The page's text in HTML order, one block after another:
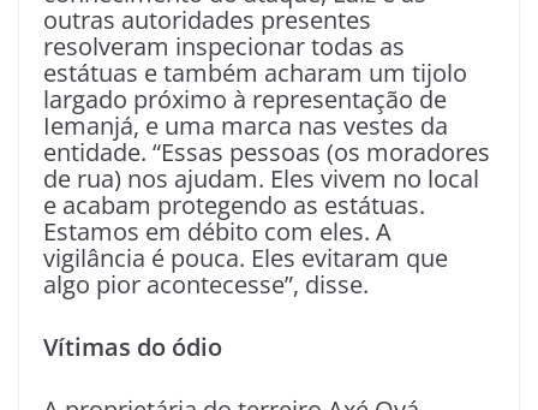
outras autoridades presentes
resolveram inspecionar todas as
estátuas e também acharam um tijolo
largado próximo à representação de
Iemanjá, e uma marca nas vestes da
entidade. “Essas pessoas (os moradores
de rua) nos ajudam. Eles vivem no local
e acabam protegendo as estátuas.
Estamos em débito com eles. A
vigilância é pouca. Eles evitaram que
algo pior acontecesse”, disse.
Vítimas do ódio